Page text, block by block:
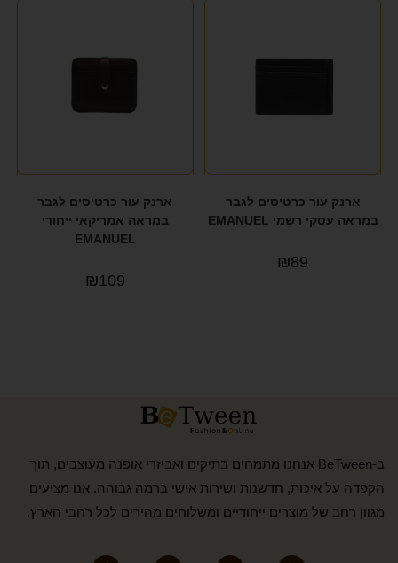
ארנק עור כרטיסים לגבר
במראה עסקי רשמי EMANUEL
₪89
ארנק עור כרטיסים לגבר
במראה אמריקאי ייחודי
EMANUEL
₪109
ב-BeTween אנחנו מתמחים בתיקים ואביזרי אופנה מעוצבים, תוך
הקפדה על איכות, חדשנות ושירות אישי ברמה גבוהה. אנו מציעים
מגוון רחב של מוצרים ייחודיים ומשלוחים מהירים לכל רחבי הארץ.